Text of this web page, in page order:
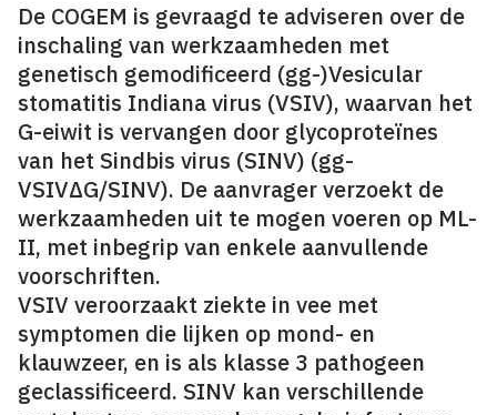
De COGEM is gevraagd te adviseren over de
inschaling van werkzaamheden met
genetisch gemodificeerd (gg-)Vesicular
stomatitis Indiana virus (VSIV), waarvan het
G-eiwit is vervangen door glycoproteïnes
van het Sindbis virus (SINV) (gg-
VSIVΔG/SINV). De aanvrager verzoekt de
werkzaamheden uit te mogen voeren op ML-
II, met inbegrip van enkele aanvullende
voorschriften.
VSIV veroorzaakt ziekte in vee met
symptomen die lijken op mond- en
klauwzeer, en is als klasse 3 pathogeen
geclassificeerd. SINV kan verschillende